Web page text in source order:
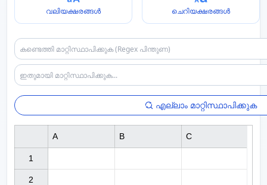
വലിയക്ഷരങ്ങൾ ചെറിയക്ഷരങ്ങൾ
എല്ലാം മാറ്റിസ്ഥാപിക്കുക
1
2
A B C